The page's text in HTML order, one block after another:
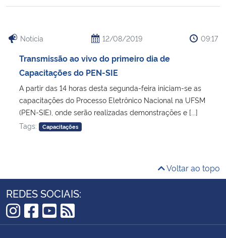
Notícia 12/08/2019 09:17
Transmissão ao vivo do primeiro dia de
Capacitações do PEN-SIE
A partir das 14 horas desta segunda-feira iniciam-se as
capacitações do Processo Eletrônico Nacional na UFSM
(PEN-SIE), onde serão realizadas demonstrações e [...]
Tags:
Capacitações
Voltar ao topo
REDES SOCIAIS:
Instagram
Facebook
YouTube
RSS